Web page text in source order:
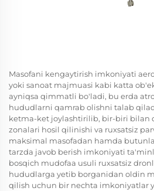
Masofani kengaytirish imkoniyati
yoki sanoat majmuasi kabi katta
ayniqsa qimmatli bo'ladi, bu erda
hududlarni qamrab olishni talab
ketma-ket joylashtirilib, bir-biri bilan
zonalari hosil qilinishi va ruxsatsiz
maksimal masofadan hamda
tarzda javob berish imkoniyati
bosqich mudofaa usuli ruxsatsiz
hududlarga yetib borganidan oldin
qilish uchun bir nechta imkoniyatlar